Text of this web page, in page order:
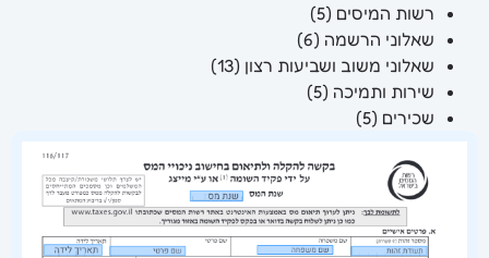
רשות המיסים (5)
שאלוני הרשמה (6)
שאלוני משוב ושביעות רצון (13)
שירות ותמיכה (5)
שכירים (5)